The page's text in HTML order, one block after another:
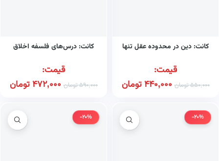
کانت: دین در محدوده عقل تنها
قیمت:
550,000تومان 440,000تومان
کانت: درس‌های فلسفه اخلاق
قیمت:
590,000تومان 472,000تومان
-20%
-20%